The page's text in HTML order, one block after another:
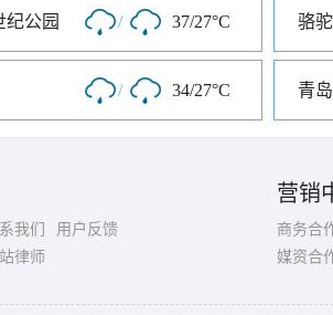
纪公园 / 37/27°C 骆
/ 34/27°C
我们
用户反馈
律师
营销
商务合
媒资合